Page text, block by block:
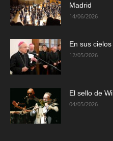
Madrid
14/06/2026
En sus
12/05/2026
El sello de
04/05/2026